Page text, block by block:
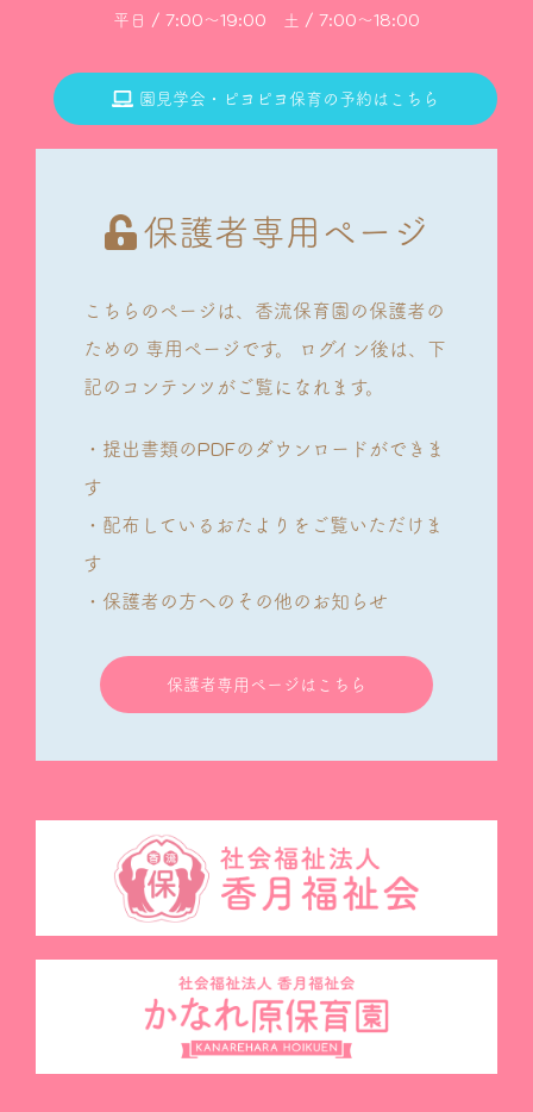
平日 / 7:00～19:00 土 / 7:00～18:00
園見学会・ピヨピヨ保育の予約はこちら
保護者専用ページ
こちらのページは、香流保育園の保護者の
ための 専用ページです。
ログイン後は、下
記のコンテンツがご覧になれます。
・提出書類のPDFのダウンロードができま
す
・配布しているおたよりをご覧いただけま
す
・保護者の方へのその他のお知らせ
保護者専用ページはこちら